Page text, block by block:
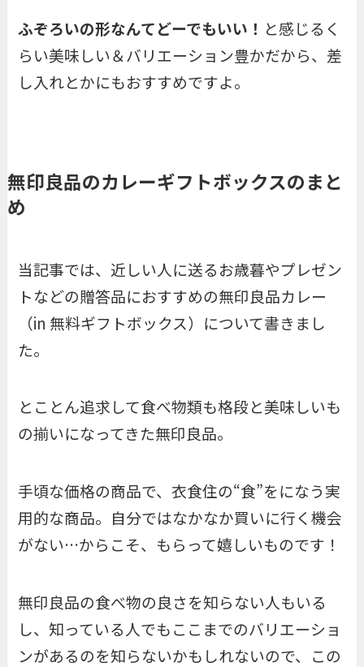
ふぞろいの形なんてどーでもいい！ と感じるく
らい美味しい＆バリエーション豊かだから、差
し入れとかにもおすすめですよ。
無印良品のカレーギフトボックスのまと
め
当記事では、近しい人に送るお歳暮やプレゼン
トなどの贈答品におすすめの無印良品カレー
（in 無料ギフトボックス）について書きまし
た。
とことん追求して食べ物類も格段と美味しいも
の揃いになってきた無印良品。
手頃な価格の商品で、衣食住の“食”をになう実
用的な商品。自分ではなかなか買いに行く機会
がない…からこそ、もらって嬉しいものです！
無印良品の食べ物の良さを知らない人もいる
し、知っている人でもここまでのバリエーショ
ンがあるのを知らないかもしれないので、この